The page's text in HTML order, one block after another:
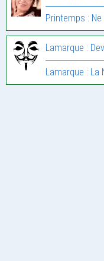
Printemps :
Lamarque :
Lamarque : La